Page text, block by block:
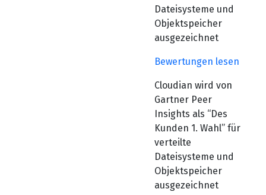
Dateisysteme und
Objektspeicher
ausgezeichnet
Bewertungen lesen
Cloudian wird von
Gartner Peer
Insights als “Des
Kunden 1. Wahl” für
verteilte
Dateisysteme und
Objektspeicher
ausgezeichnet